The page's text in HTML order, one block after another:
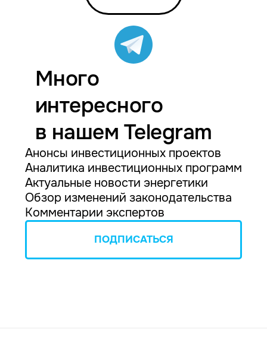
Много
интересного
в нашем Telegram
Анонсы инвестиционных проектов
Аналитика инвестиционных программ
Актуальные новости энергетики
Обзор изменений законодательства
Комментарии экспертов
ПОДПИСАТЬСЯ